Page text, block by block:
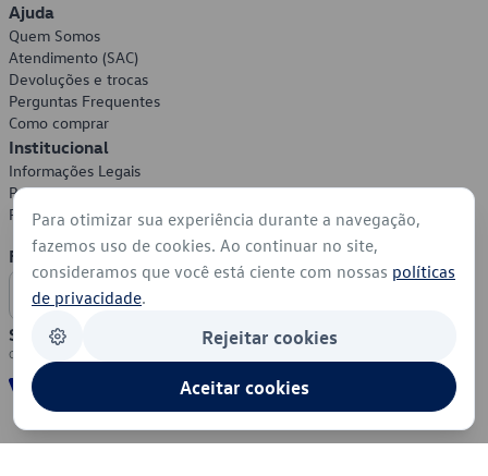
Ajuda
Quem Somos
Atendimento (SAC)
Devoluções e trocas
Perguntas Frequentes
Como comprar
Institucional
Informações Legais
Política de Privacidade
Política de Cookies
Formas de Pagamento
Segurança
Para otimizar sua experiência durante a navegação,
fazemos uso de cookies. Ao continuar no site,
consideramos que você está ciente com nossas políticas
de privacidade.
Rejeitar cookies
Aceitar cookies